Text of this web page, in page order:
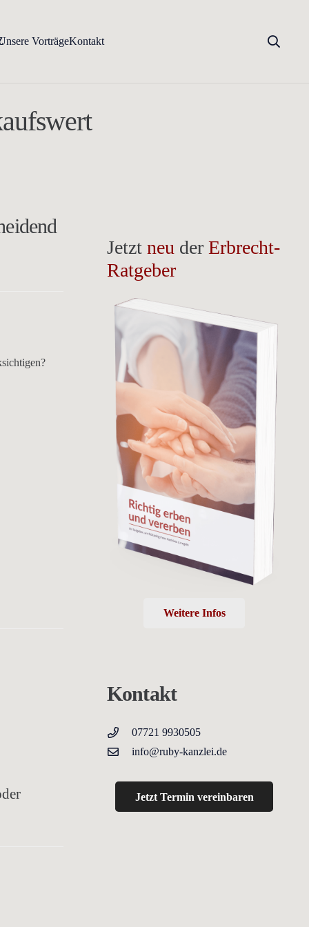
VorträgeKontakt
Jetztneu derErbrecht-
Ratgeber
Weitere Infos
Kontakt
07721 9930505
info@ruby-kanzlei.de
Jetzt Termin vereinbaren